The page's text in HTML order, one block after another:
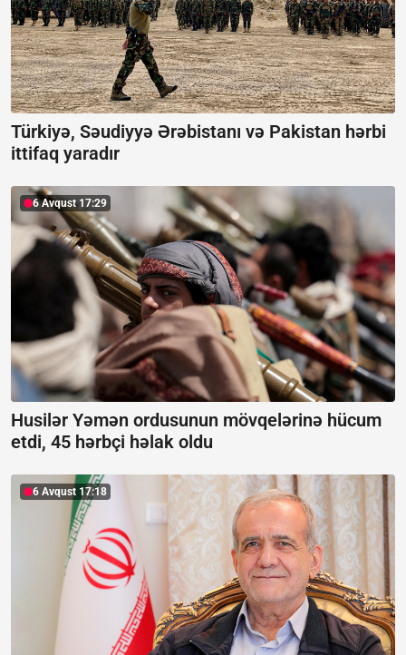
Türkiyə, Səudiyyə Ərəbistanı və Pakistan hərbi
ittifaq yaradır
6 Avqust 17:29
Husilər Yəmən ordusunun mövqelərinə hücum
etdi, 45 hərbçi həlak oldu
6 Avqust 17:18